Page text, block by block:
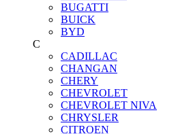
BUGATTI
BUICK
BYD
C
CADILLAC
CHANGAN
CHERY
CHEVROLET
CHEVROLET NIVA
CHRYSLER
CITROEN